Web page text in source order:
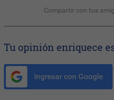
Compartir con tus
Tu opinión enriquece
Ingresar con Google